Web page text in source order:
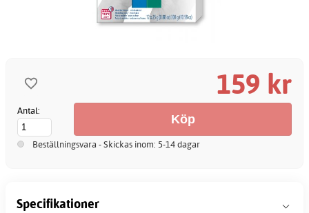
159 kr
Antal:
Beställningsvara - Skickas inom: 5-14 dagar
Specifikationer